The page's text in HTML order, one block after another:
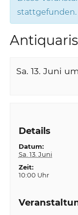
stattgefunden.
Sa. 13. Juni
Details
Datum:
Sa. 13. Juni
Zeit:
10:00 Uhr